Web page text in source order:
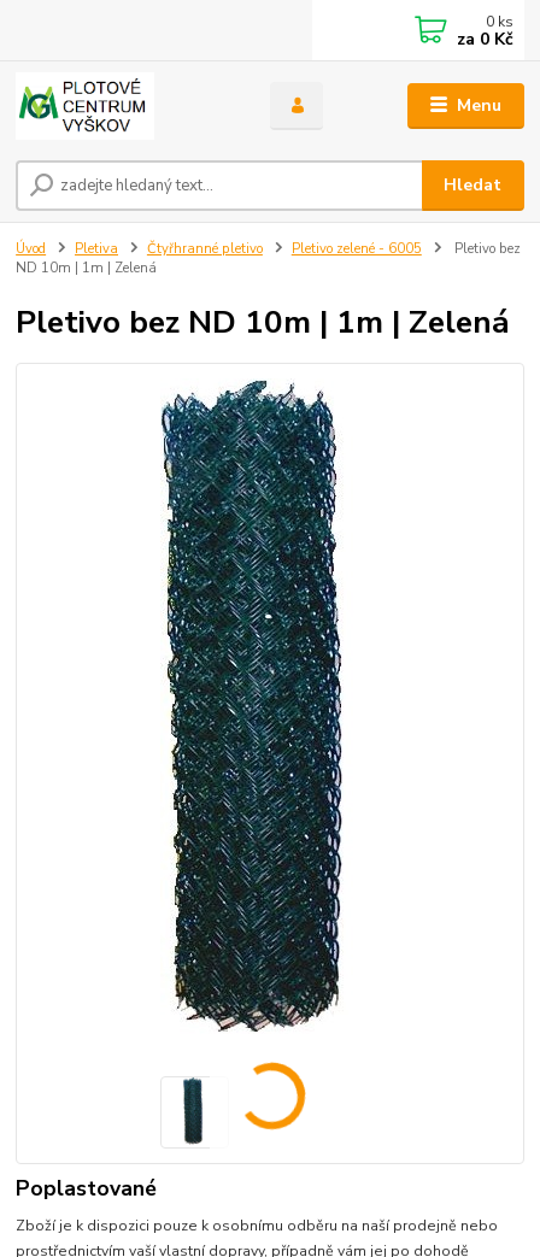
Menu
Hledat
0 ks
za 0 Kč
Úvod Pletiva Čtyřhranné pletivo Pletivo zelené - 6005
Pletivo bez
ND 10m | 1m | Zelená
Pletivo bez ND 10m | 1m | Zelená
Poplastované
Zboží je k dispozici pouze k osobnímu odběru na naší prodejně nebo
prostřednictvím vaší vlastní dopravy, případně vám jej po dohodě